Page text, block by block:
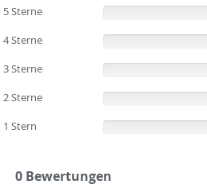
5 Sterne
4 Sterne
3 Sterne
2 Sterne
1 Stern
0 Bewertungen